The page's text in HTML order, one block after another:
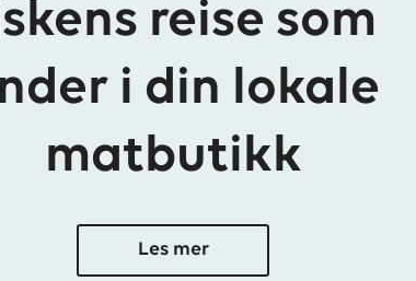
reise som
i din lokale
matbutikk
Les mer